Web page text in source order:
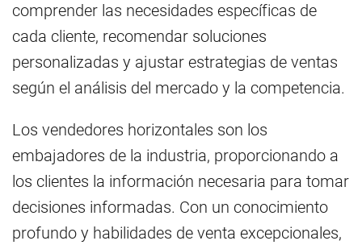
comprender las necesidades específicas de
cada cliente, recomendar soluciones
personalizadas y ajustar estrategias de ventas
según el análisis del mercado y la competencia.
Los vendedores horizontales son los
embajadores de la industria, proporcionando a
los clientes la información necesaria para tomar
decisiones informadas. Con un conocimiento
profundo y habilidades de venta excepcionales,